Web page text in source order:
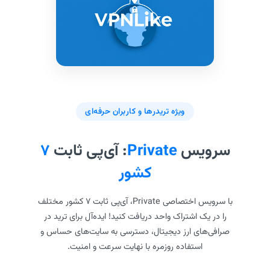
ویژه تریدرها و کاربران حرفه‌ای
سرویسPrivate: آی‌پی ثابت ۷
کشور
با سرویس اختصاصی Private، آی‌پی ثابت ۷ کشور مختلف
را در یک اشتراک واحد دریافت کنید! ایده‌آل برای ترید در
صرافی‌های ارز دیجیتال، دسترسی به سایت‌های حساس و
استفاده روزمره با نهایت سرعت و امنیت.